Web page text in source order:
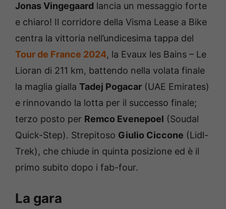
Jonas Vingegaard lancia un messaggio forte
e chiaro! Il corridore della Visma Lease a Bike
centra la vittoria nell’undicesima tappa del
Tour de France 2024, la Evaux les Bains – Le
Lioran di 211 km, battendo nella volata finale
la maglia gialla Tadej Pogacar (UAE Emirates)
e rinnovando la lotta per il successo finale;
terzo posto per Remco Evenepoel (Soudal
Quick-Step). Strepitoso Giulio Ciccone (Lidl-
Trek), che chiude in quinta posizione ed è il
primo subito dopo i fab-four.
La gara